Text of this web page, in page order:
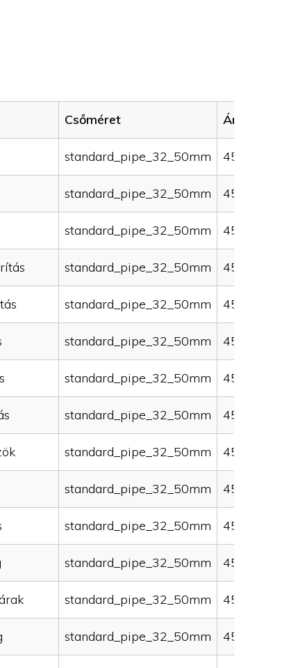
Csőméret Ár (HUF)
standard_pipe_32_50mm 45000
standard_pipe_32_50mm 45000
standard_pipe_32_50mm 45000
standard_pipe_32_50mm 45000
standard_pipe_32_50mm 45000
standard_pipe_32_50mm 45000
standard_pipe_32_50mm 45000
standard_pipe_32_50mm 45000
standard_pipe_32_50mm 45000
standard_pipe_32_50mm 45000
standard_pipe_32_50mm 45000
standard_pipe_32_50mm 45000
standard_pipe_32_50mm 45000
standard_pipe_32_50mm 45000